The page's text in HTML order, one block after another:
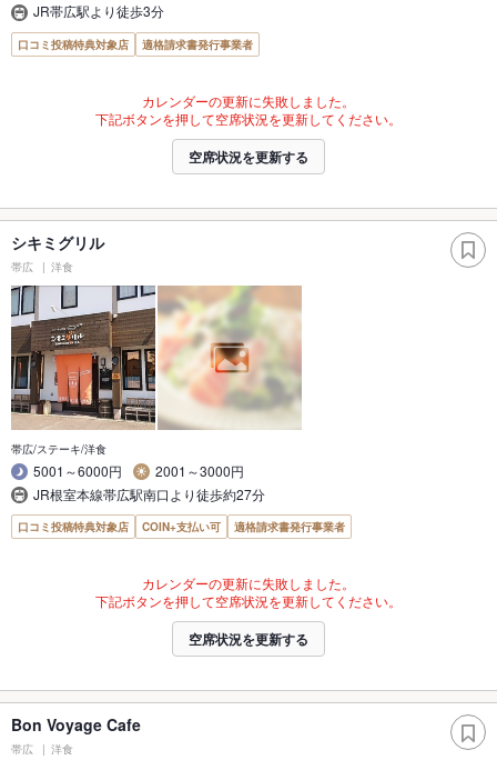
JR帯広駅より徒歩3分
口コミ投稿特典対象店 適格請求書発行事業者
カレンダーの更新に失敗しました。
下記ボタンを押して空席状況を更新してください。
空席状況を更新する
シキミグリル
帯広 洋食
帯広/ステーキ/洋食
5001～6000円
2001～3000円
JR根室本線帯広駅南口より徒歩約27分
口コミ投稿特典対象店 COIN+支払い可 適格請求書発行事業者
カレンダーの更新に失敗しました。
下記ボタンを押して空席状況を更新してください。
空席状況を更新する
Bon Voyage Cafe
帯広 洋食